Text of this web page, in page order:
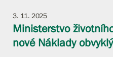
3. 11. 2025
Ministerstvo
nové Náklady